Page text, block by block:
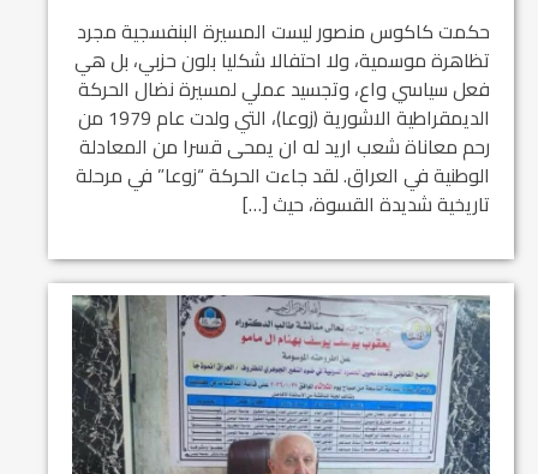
حكمت كاكوس منصور ليست المسيرة البنفسجية مجرد
تظاهرة موسمية، ولا احتفالا شكليا بلون حزبي، بل هي
فعل سياسي واع، وتجسيد عملي لمسيرة نضال الحركة
الديمقراطية الاشورية (زوعا)، التي ولدت عام 1979 من
رحم معاناة شعب اريد له ان يمحى قسرا من المعادلة
الوطنية في العراق. لقد جاءت الحركة “زوعا” في مرحلة
تاريخية شديدة القسوة، حيث […]